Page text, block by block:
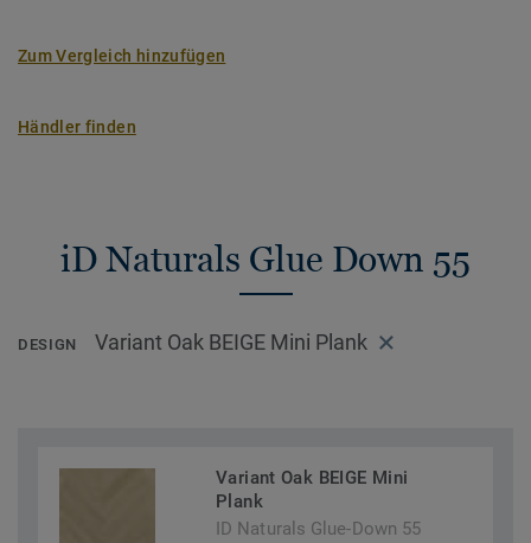
Zum Vergleich hinzufügen
Händler finden
iD Naturals Glue Down 55
DESIGN Variant Oak BEIGE Mini Plank
Variant Oak BEIGE Mini
Plank
ID Naturals Glue-Down 55